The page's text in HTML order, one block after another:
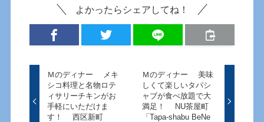
よかったらシェアしてね！
Ｍのディナー メキ
シコ料理と名物ロテ
ィサリーチキンがお
手軽にいただけま
す！ 西区新町
Ｍのディナー 美味
しくて楽しいタパシ
ャブが食べ放題で大
満足！ NU茶屋町
「Tapa-shabu BeNe